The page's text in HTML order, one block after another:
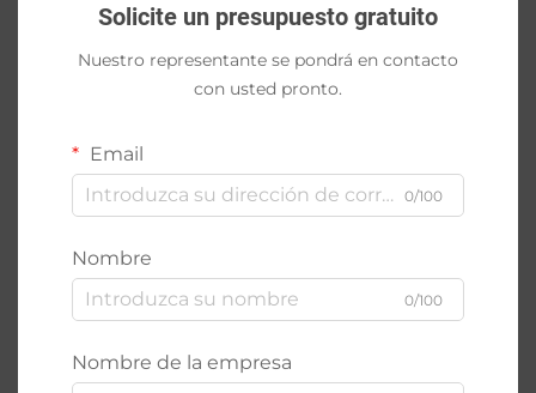
Solicite un presupuesto gratuito
Nuestro representante se pondrá en contacto
con usted pronto.
Email
0/100
Nombre
0/100
Nombre de la empresa